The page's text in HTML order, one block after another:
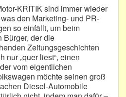
KRITIK sind immer wieder
den Marketing- und PR-
so einfällt, um beim
Bürger, der die
Zeitungsgeschichten
nur „quer liest“, einen
vom eigentlichen
möchte seinen groß
Diesel-Automobile